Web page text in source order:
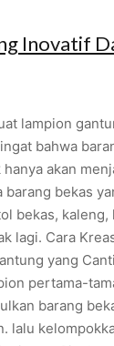
Inovatif
lampion
bahwa
akan
bekas
bekas, kaleng,
lagi. Cara
yang
pertama-
barang
lalu